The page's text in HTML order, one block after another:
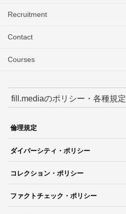
Recruitment
Contact
Courses
fill.mediaのポリシー・各種規定
倫理規定
ダイバーシティ・ポリシー
コレクション・ポリシー
ファクトチェック・ポリシー